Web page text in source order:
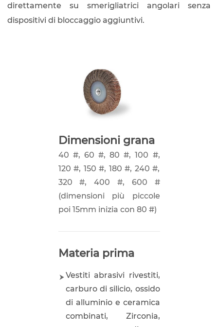
direttamente su smerigliatrici angolari senza
dispositivi di bloccaggio aggiuntivi.
Dimensioni grana
40 #, 60 #, 80 #, 100 #,
120 #, 150 #, 180 #, 240 #,
320 #, 400 #, 600 #
(dimensioni più piccole
poi 15mm inizia con 80 #)
Materia prima
Vestiti abrasivi rivestiti,
carburo di silicio, ossido
di alluminio e ceramica
combinati, Zirconia,